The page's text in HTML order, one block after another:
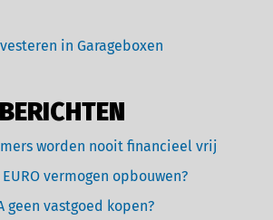
in Garageboxen
worden nooit financieel vrij
vermogen opbouwen?
geen vastgoed kopen?